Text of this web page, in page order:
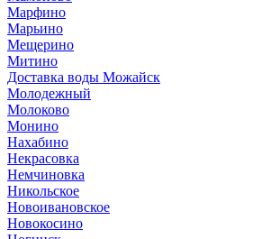
Марфино
Марьино
Мещерино
Митино
Доставка воды Можайск
Молодежный
Молоково
Монино
Нахабино
Некрасовка
Немчиновка
Никольское
Новоивановское
Новокосино